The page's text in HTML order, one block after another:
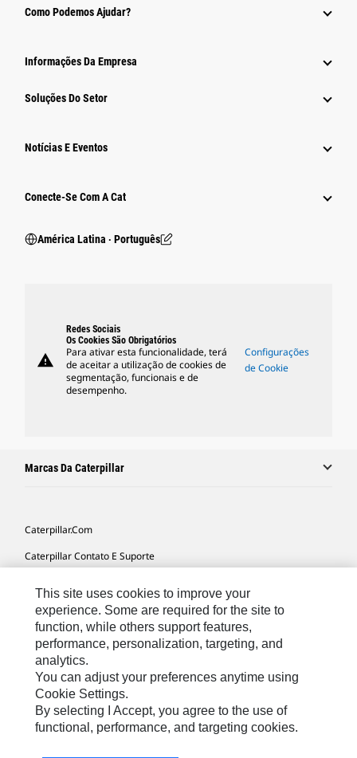
Como Podemos Ajudar?
Informações Da Empresa
Soluções Do Setor
Notícias E Eventos
Conecte-Se Com A Cat
América Latina ‧ Português
warning
Redes Sociais
Os Cookies São Obrigatórios
Para ativar esta funcionalidade, terá
de aceitar a utilização de cookies de
segmentação, funcionais e de
desempenho.
Configurações
de Cookie
Marcas Da Caterpillar
Caterpillar.com
Caterpillar Contato E Suporte
Mapa Do Local
Cookie Settings
Legal
Privacidade
© 2026 Caterpillar. Todos os direitos
This site uses cookies to improve your
experience. Some are required for the site to
function, while others support features,
performance, personalization, targeting, and
analytics.
You can adjust your preferences anytime using
Cookie Settings.
By selecting I Accept, you agree to the use of
functional, performance, and targeting cookies.